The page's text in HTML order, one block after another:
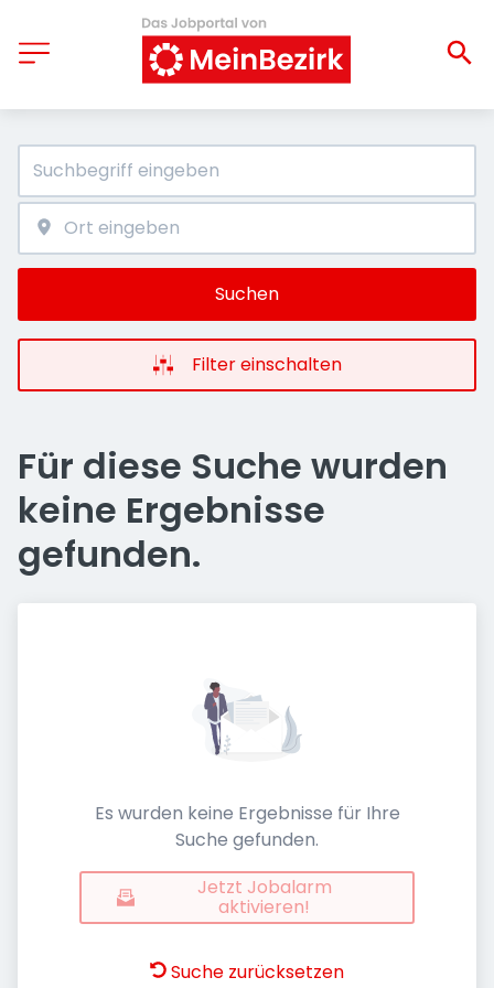
Suchen
Filter einschalten
Für diese Suche wurden
keine Ergebnisse
gefunden.
Es wurden keine Ergebnisse für Ihre
Suche gefunden.
Jetzt Jobalarm
aktivieren!
Suche zurücksetzen